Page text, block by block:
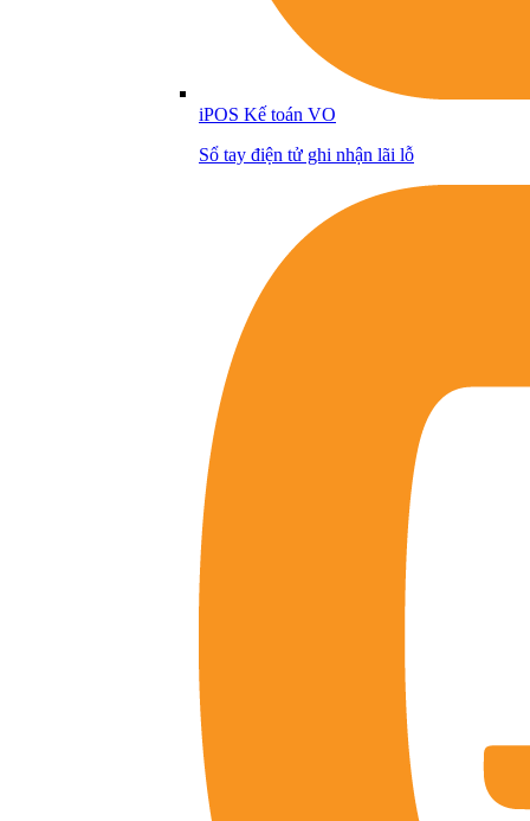
iPOS Kế toán VO
Sổ tay điện tử ghi nhận lãi lỗ